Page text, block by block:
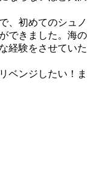
、初めてのシュノ
できました。海の
経験をさせていた
ベンジしたい！ま